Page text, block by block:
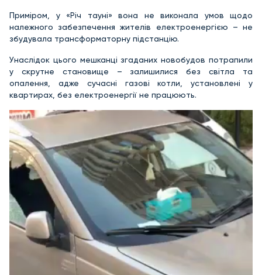
Приміром, у «Річ тауні» вона не виконала умов щодо
належного забезпечення жителів електроенергією – не
збудувала трансформаторну підстанцію.
Унаслідок цього мешканці згаданих новобудов потрапили
у скрутне становище – залишилися без світла та
опалення, адже сучасні газові котли, установлені у
квартирах, без електроенергії не працюють.